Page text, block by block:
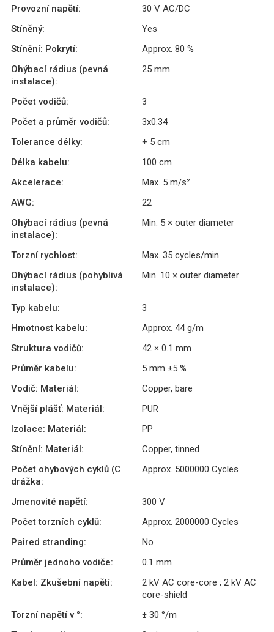
Provozní napětí:
30 V AC/DC
Stíněný:
Yes
Stínění: Pokrytí:
Approx. 80 %
Ohýbací rádius (pevná
instalace):
25 mm
Počet vodičů:
3
Počet a průměr vodičů:
3x0.34
Tolerance délky:
+ 5 cm
Délka kabelu:
100 cm
Akcelerace:
Max. 5 m/s²
AWG:
22
Ohýbací rádius (pevná
instalace):
Min. 5 × outer diameter
Torzní rychlost:
Max. 35 cycles/min
Ohýbací rádius (pohyblivá
instalace):
Min. 10 × outer diameter
Typ kabelu:
3
Hmotnost kabelu:
Approx. 44 g/m
Struktura vodičů:
42 × 0.1 mm
Průměr kabelu:
5 mm ±5 %
Vodič: Materiál:
Copper, bare
Vnější plášť: Materiál:
PUR
Izolace: Materiál:
PP
Stínění: Materiál:
Copper, tinned
Počet ohybových cyklů (C
drážka:
Approx. 5000000 Cycles
Jmenovité napětí:
300 V
Počet torzních cyklů:
Approx. 2000000 Cycles
Paired stranding:
No
Průměr jednoho vodiče:
0.1 mm
Kabel: Zkušební napětí:
2 kV AC core-core ; 2 kV AC
core-shield
Torzní napětí v °:
± 30 °/m